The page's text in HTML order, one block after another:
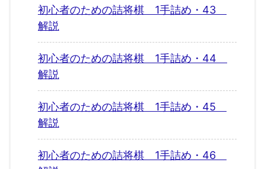
初心者のための詰将棋 1手詰め・43
解説
初心者のための詰将棋 1手詰め・44
解説
初心者のための詰将棋 1手詰め・45
解説
初心者のための詰将棋 1手詰め・46